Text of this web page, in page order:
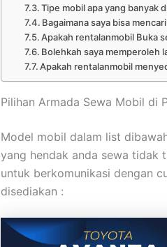
Tipe mobil apa yang banyak
Bagaimana saya bisa
Apakah rentalanmobil Buka
Bolehkah saya memperoleh
Apakah rentalanmobil
Pilihan Armada Sewa Mobil di
Model mobil dalam list
yang hendak anda sewa tidak
untuk berkomunikasi dengan
disediakan :